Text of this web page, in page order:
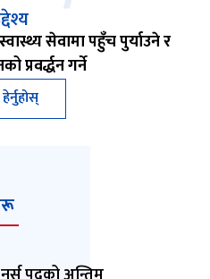
सेवामा पहुँच पुर्याउने र
प्रवर्द्धन गर्ने